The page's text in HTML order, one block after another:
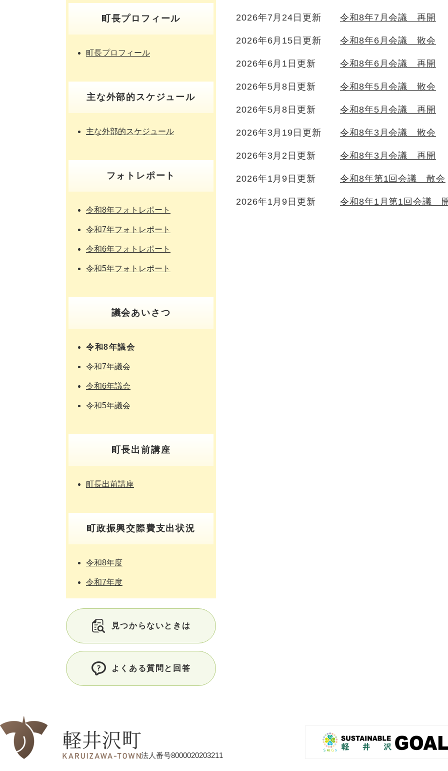
2026年7月24日更新 令和8年7月会議 再開
2026年6月15日更新 令和8年6月会議 散会
2026年6月1日更新 令和8年6月会議 再開
2026年5月8日更新 令和8年5月会議 散会
2026年5月8日更新 令和8年5月会議 再開
2026年3月19日更新 令和8年3月会議 散会
2026年3月2日更新 令和8年3月会議 再開
2026年1月9日更新 令和8年第1回会議 散会
2026年1月9日更新 令和8年1月第1回会議
町長プロフィール
町長プロフィール
主な外部的スケジュール
主な外部的スケジュール
フォトレポート
令和8年フォトレポート
令和7年フォトレポート
令和6年フォトレポート
令和5年フォトレポート
議会あいさつ
令和8年議会
令和7年議会
令和6年議会
令和5年議会
町長出前講座
町長出前講座
町政振興交際費支出状況
令和8年度
令和7年度
見つからないときは
よくある質問と回答
法人番号8000020203211